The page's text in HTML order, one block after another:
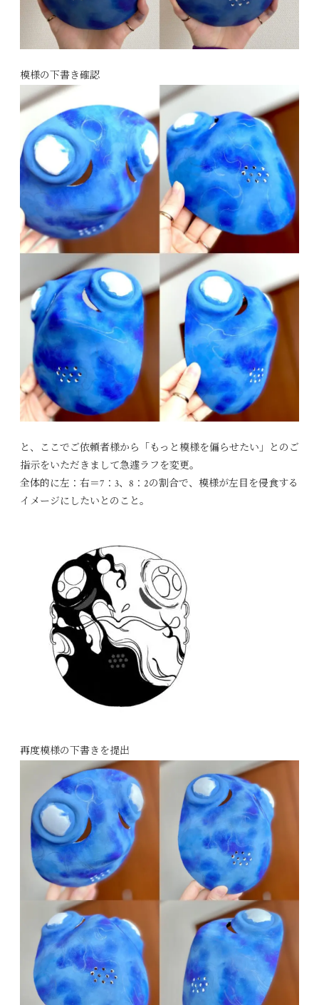
模様の下書き確認
と、ここでご依頼者様から「もっと模様を偏らせたい」とのご
指示をいただきまして急遽ラフを変更。
全体的に左：右＝7：3、8：2の割合で、模様が左目を侵食する
イメージにしたいとのこと。
再度模様の下書きを提出